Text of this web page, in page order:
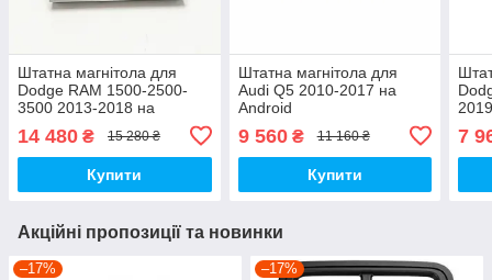
Штатна магнітола для
Dodge RAM 1500-2500-
3500 2013-2018 на
14 480 ₴ 15 280 ₴
Купити
Штатна магнітола для
Audi Q5 2010-2017 на
Android
9 560₴ 11 160 ₴
Купити
7
Акційні пропозиції та новинки
–17% –17%